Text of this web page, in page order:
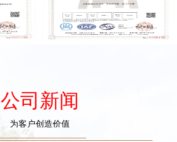
公司新闻
为客户创造价值